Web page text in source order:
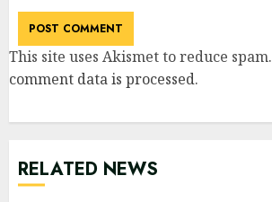
This site uses Akismet to reduce spam.
comment data is processed.
RELATED NEWS